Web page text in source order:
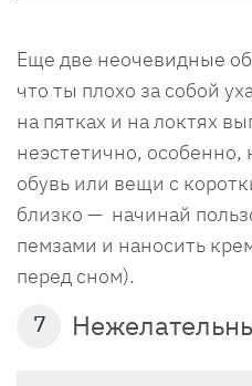
Еще две неочевидные
что ты плохо за собой
на пятках и на локтях
неэстетично,
обувь или вещи с
близко — начинай
пемзами и наносить
перед сном).
7